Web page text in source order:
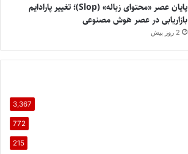
پایان عصر «محتوای زباله» (Slop)؛ تغییر پارادایم
بازاریابی در عصر هوش مصنوعی
2 روز پیش
3,367
772
215